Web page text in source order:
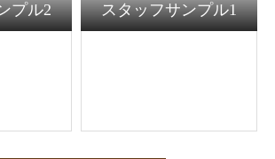
プル2 スタッフサンプル1